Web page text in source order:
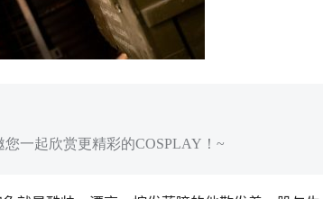
一起欣赏更精彩的COSPLAY！~